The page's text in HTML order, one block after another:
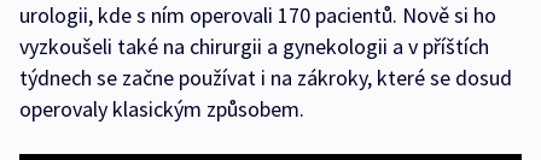
urologii, kde s ním operovali 170 pacientů. Nově si ho
vyzkoušeli také na chirurgii a gynekologii a v příštích
týdnech se začne používat i na zákroky, které se dosud
operovaly klasickým způsobem.